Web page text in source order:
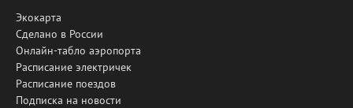
Экокарта
Сделано в России
Онлайн-табло аэропорта
Расписание электричек
Расписание поездов
Подписка на новости